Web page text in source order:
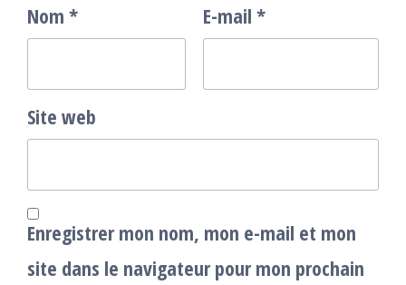
Nom * E-mail *
Site web
Enregistrer mon nom, mon e-mail et mon
site dans le navigateur pour mon prochain